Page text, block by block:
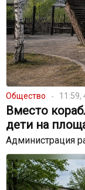
Общество 11:59,
Вместо
дети на
Администрация